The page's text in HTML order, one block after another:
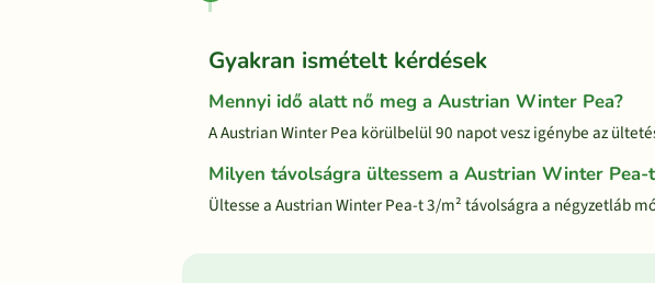
Gyakran ismételt kérdések
Mennyi idő alatt nő meg a Austrian Winter Pea?
A Austrian Winter Pea körülbelül 90 napot vesz igénybe az
Milyen távolságra ültessem a Austrian Winter Pea-
Ültesse a Austrian Winter Pea-t 3/m² távolságra a négyzetláb